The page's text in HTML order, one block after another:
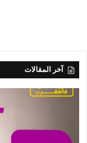
آخر المقالات